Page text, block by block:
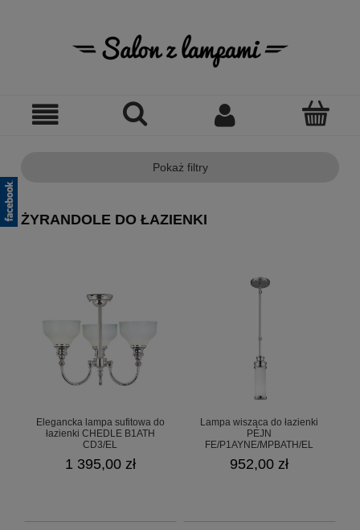
Pokaż filtry
ŻYRANDOLE DO ŁAZIENKI
Elegancka lampa sufitowa do
łazienki CHEDLE B1ATH
CD3/EL
1 395,00 zł
Lampa wisząca do łazienki
PEJN
FE/P1AYNE/MPBATH/EL
952,00 zł